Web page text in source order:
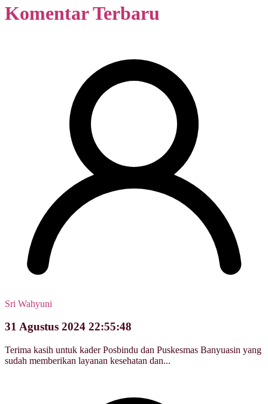
Komentar Terbaru
Sri Wahyuni
31 Agustus 2024 22:55:48
Terima kasih untuk kader Posbindu dan Puskesmas Banyuasin yang
sudah memberikan layanan kesehatan dan...